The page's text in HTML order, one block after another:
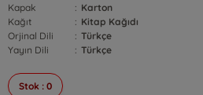
Kapak
: Karton
Kağıt
: Kitap Kağıdı
Orjinal Dili
: Türkçe
Yayın Dili
: Türkçe
Stok : 0